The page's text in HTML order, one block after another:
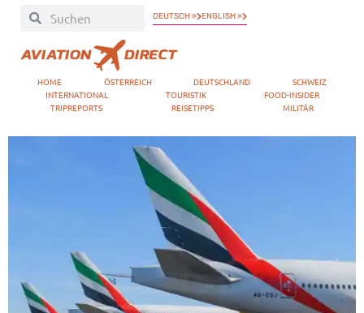
DEUTSCH » ENGLISH »
HOME ÖSTERREICH DEUTSCHLAND
SCHWEIZ
INTERNATIONAL
TOURISTIK
FOOD-INSIDER
TRIPREPORTS
REISETIPPS MILITÄR